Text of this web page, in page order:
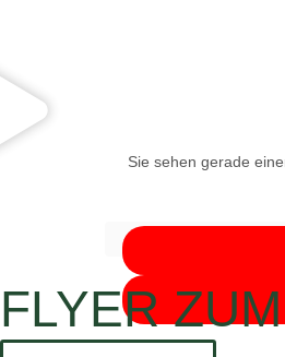
Sie sehen gerade
FLYER